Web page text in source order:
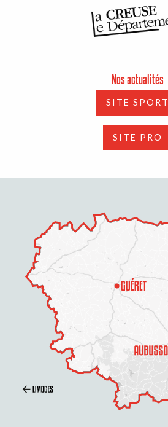
Nos actualités
SITE SPORT
SITE PRO